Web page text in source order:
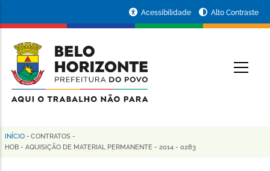
conteúdo
principal
da
Prefeitura
de
Horizonte
Acessibilidade Alto Contraste
Trilha
INÍCIO - CONTRATOS -
HOB - AQUISIÇÃO DE MATERIAL PERMANENTE - 2014 - 0283